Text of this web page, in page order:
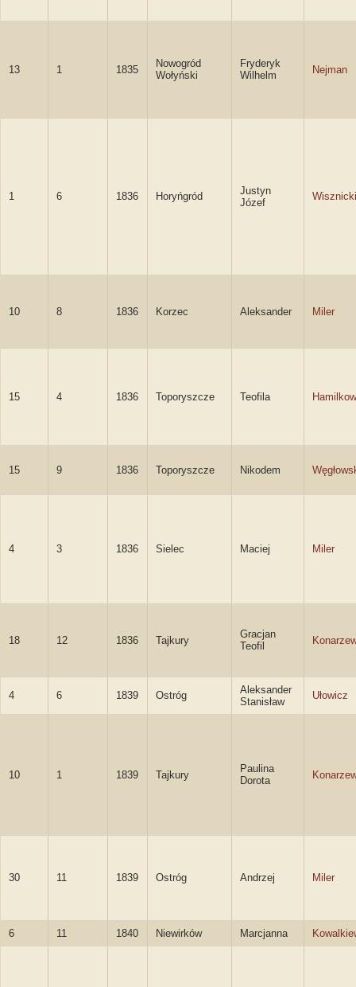
13 1 1835
Nowogród
Wołyński
Fryderyk
Wilhelm
Nejman
1 6 1836 Horyńgród
Justyn
Józef
Wisznicki
10 8 1836 Korzec Aleksander Miler
15 4 1836 Toporyszcze Teofila
15 9 1836 Toporyszcze Nikodem
4 3 1836 Sielec Maciej Miler
18 12 1836 Tajkury
Gracjan
Teofil
4 6 1839 Ostróg
Aleksander
Stanisław
Ułowicz
10 1 1839 Tajkury
Paulina
Dorota
30 11 1839 Ostróg Andrzej Miler
6 11 1840 Niewirków Marcjanna